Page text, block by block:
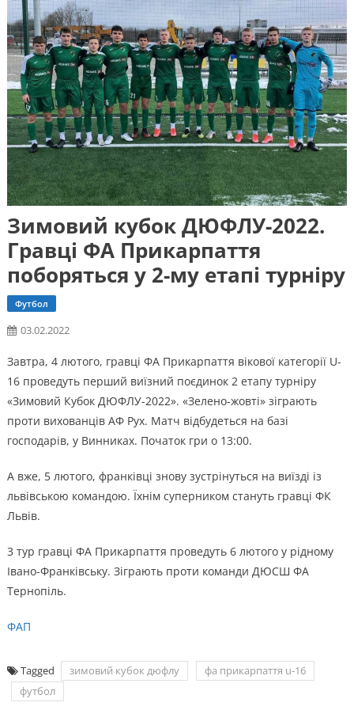
Зимовий кубок ДЮФЛУ-2022.
Гравці ФА Прикарпаття
поборяться у 2-му етапі турніру
Футбол
03.02.2022
Завтра, 4 лютого, гравці ФА Прикарпаття вікової категорії U-
16 проведуть перший виїзний поєдинок 2 етапу турніру
«Зимовий Кубок ДЮФЛУ-2022». «Зелено-жовті» зіграють
проти вихованців АФ Рух. Матч відбудеться на базі
господарів, у Винниках. Початок гри о 13:00.
А вже, 5 лютого, франківці знову зустрінуться на виїзді із
львівською командою. Їхнім суперником стануть гравці ФК
Львів.
3 тур гравці ФА Прикарпаття проведуть 6 лютого у рідному
Івано-Франківську. Зіграють проти команди ДЮСШ ФА
Тернопіль.
ФАП
Tagged зимовий кубок дюфлу
фа прикарпаття u-16
футбол